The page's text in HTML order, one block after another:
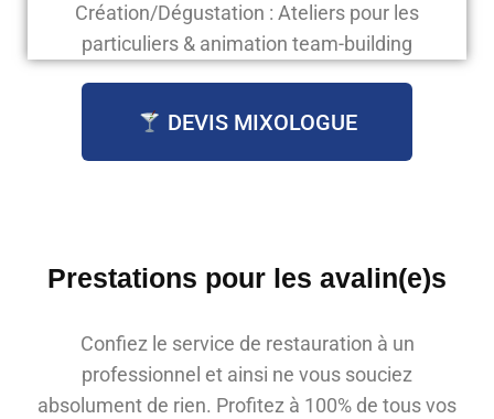
Création/Dégustation : Ateliers pour les
particuliers & animation team-building
DEVIS MIXOLOGUE
Prestations pour les avalin(e)s
Confiez le service de restauration à un
professionnel et ainsi ne vous souciez
absolument de rien. Profitez à 100% de tous vos